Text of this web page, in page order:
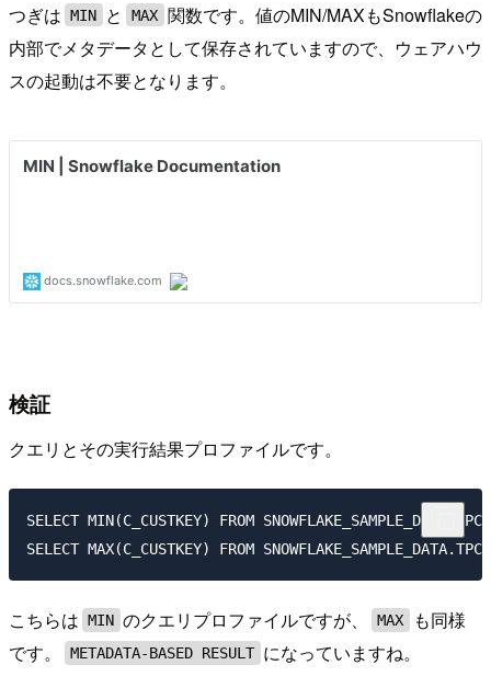
つぎは MIN と MAX 関数です。値のMIN/MAXもSnowflakeの
内部でメタデータとして保存されていますので、ウェアハウ
スの起動は不要となります。
検証
クエリとその実行結果プロファイルです。
SELECT MIN(C_CUSTKEY) FROM
こちらは MIN のクエリプロファイルですが、 MAX
も同様
です。
METADATA-BASED RESULT になっていますね。